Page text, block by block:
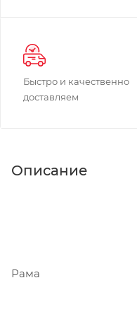
Быстро и качественно
доставляем
Описание
Рама